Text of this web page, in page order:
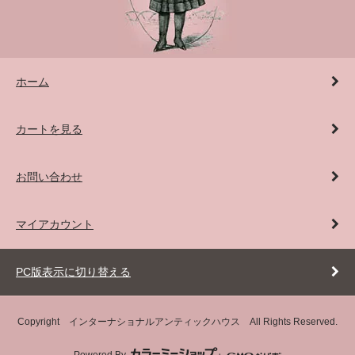
ホーム
カートを見る
お問い合わせ
マイアカウント
PC版表示に切り替える
Copyright インターナショナルアンティックハウス All Rights Reserved.